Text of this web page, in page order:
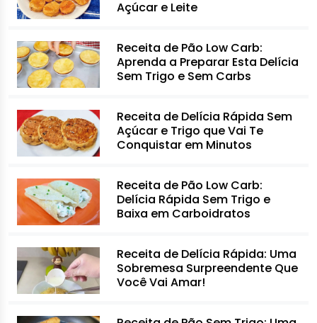
Açúcar e Leite
Receita de Pão Low Carb:
Aprenda a Preparar Esta Delícia
Sem Trigo e Sem Carbs
Receita de Delícia Rápida Sem
Açúcar e Trigo que Vai Te
Conquistar em Minutos
Receita de Pão Low Carb:
Delícia Rápida Sem Trigo e
Baixa em Carboidratos
Receita de Delícia Rápida: Uma
Sobremesa Surpreendente Que
Você Vai Amar!